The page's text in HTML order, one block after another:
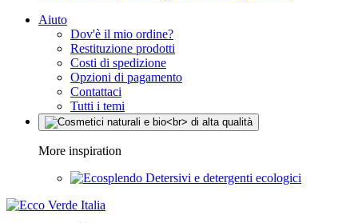
Aiuto
Dov'è il mio ordine?
Restituzione prodotti
Costi di spedizione
Opzioni di pagamento
Contattaci
Tutti i temi
More inspiration
Detersivi e detergenti ecologici